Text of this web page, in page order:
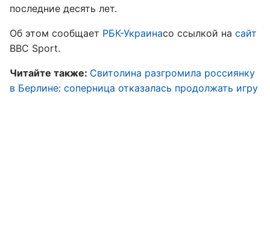
последние десять лет.
Об этом сообщает РБК-Украинасо ссылкой на сайт
BBC Sport.
Читайте также: Свитолина разгромила россиянку
в Берлине: соперница отказалась продолжать игру